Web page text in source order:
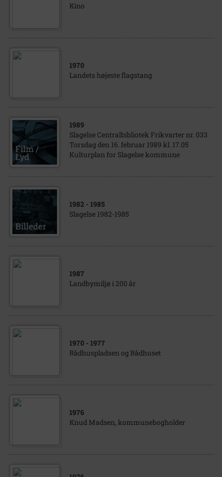
Kino
1970
Landets højeste flagstang
1989
Slagelse Centralbibliotek Frikvarter nr. 033
Torsdag den 16. februar 1989 kl. 17.05
Kulturplan for Slagelse kommune
1982 - 1985
Slagelse 1982-1985
1987
Landbymiljø i 200 år
1970 - 1977
Rådhuspladsen og Rådhuset
1976
Knud Madsen, kommunebogholder